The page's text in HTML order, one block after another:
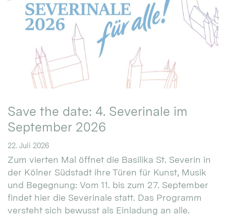
Save the date: 4. Severinale im
September 2026
22. Juli 2026
Zum vierten Mal öffnet die Basilika St. Severin in
der Kölner Südstadt ihre Türen für Kunst, Musik
und Begegnung: Vom 11. bis zum 27. September
findet hier die Severinale statt. Das Programm
versteht sich bewusst als Einladung an alle.